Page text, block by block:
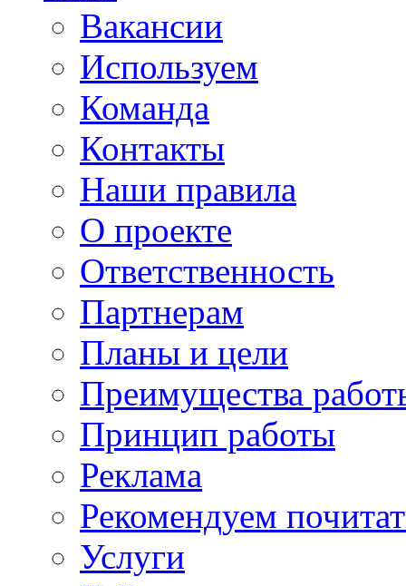
Вакансии
Используем
Команда
Контакты
Наши правила
О проекте
Ответственность
Партнерам
Планы и цели
Преимущества
Принцип работы
Реклама
Рекомендуем
Услуги